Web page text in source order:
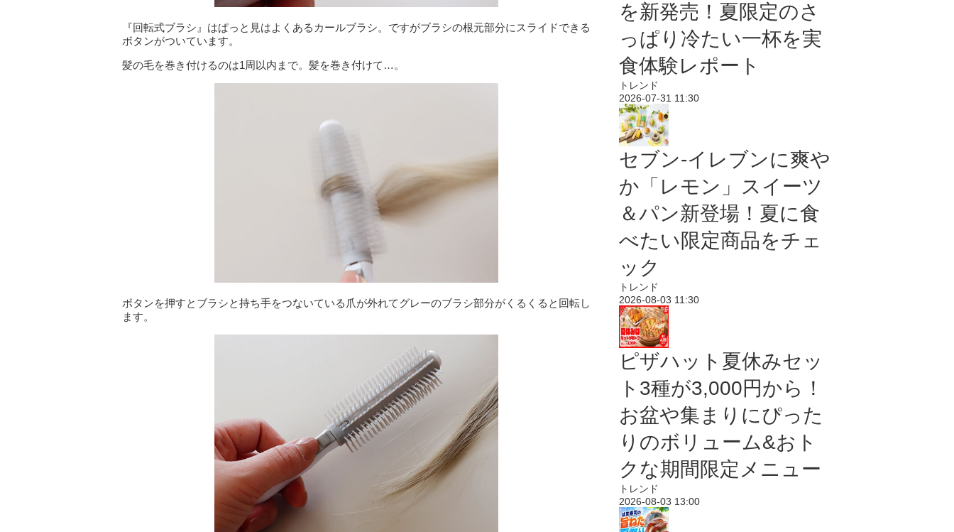
『回転式ブラシ』はぱっと見はよくあるカールブラシ。ですがブラシの根元部分にスライドできる
ボタンがついています。
髪の毛を巻き付けるのは1周以内まで。髪を巻き付けて…。
ボタンを押すとブラシと持ち手をつないている爪が外れてグレーのブラシ部分がくるくると回転し
ます。
を新発売！夏限定のさ
っぱり冷たい一杯を実
食体験レポート
トレンド
2026-07-31 11:30
セブン‐イレブンに爽や
か「レモン」スイーツ
＆パン新登場！夏に食
べたい限定商品をチェ
ック
トレンド
2026-08-03 11:30
ピザハット夏休みセッ
ト3種が3,000円から！
お盆や集まりにぴった
りのボリューム&おト
クな期間限定メニュー
トレンド
2026-08-03 13:00